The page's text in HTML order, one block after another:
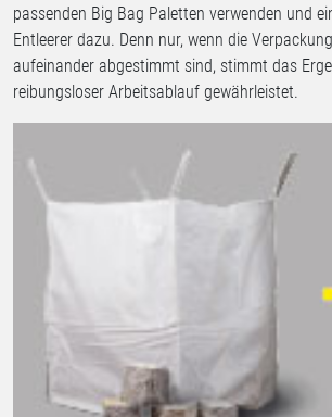
passenden Big Bag Paletten verwenden und
Entleerer dazu. Denn nur, wenn die
aufeinander abgestimmt sind, stimmt das
reibungsloser Arbeitsablauf gewährleistet.